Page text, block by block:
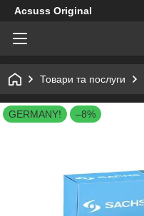
Acsuss Original
Товари та послуги
GERMANY! –8%